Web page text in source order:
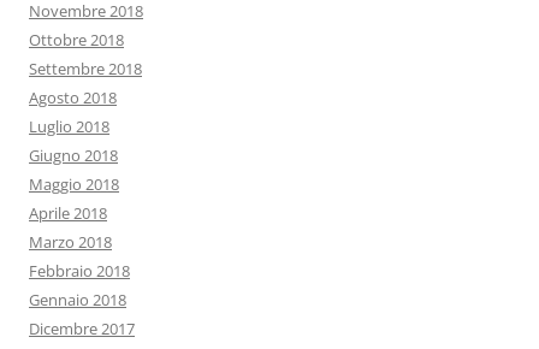
Novembre 2018
Ottobre 2018
Settembre 2018
Agosto 2018
Luglio 2018
Giugno 2018
Maggio 2018
Aprile 2018
Marzo 2018
Febbraio 2018
Gennaio 2018
Dicembre 2017